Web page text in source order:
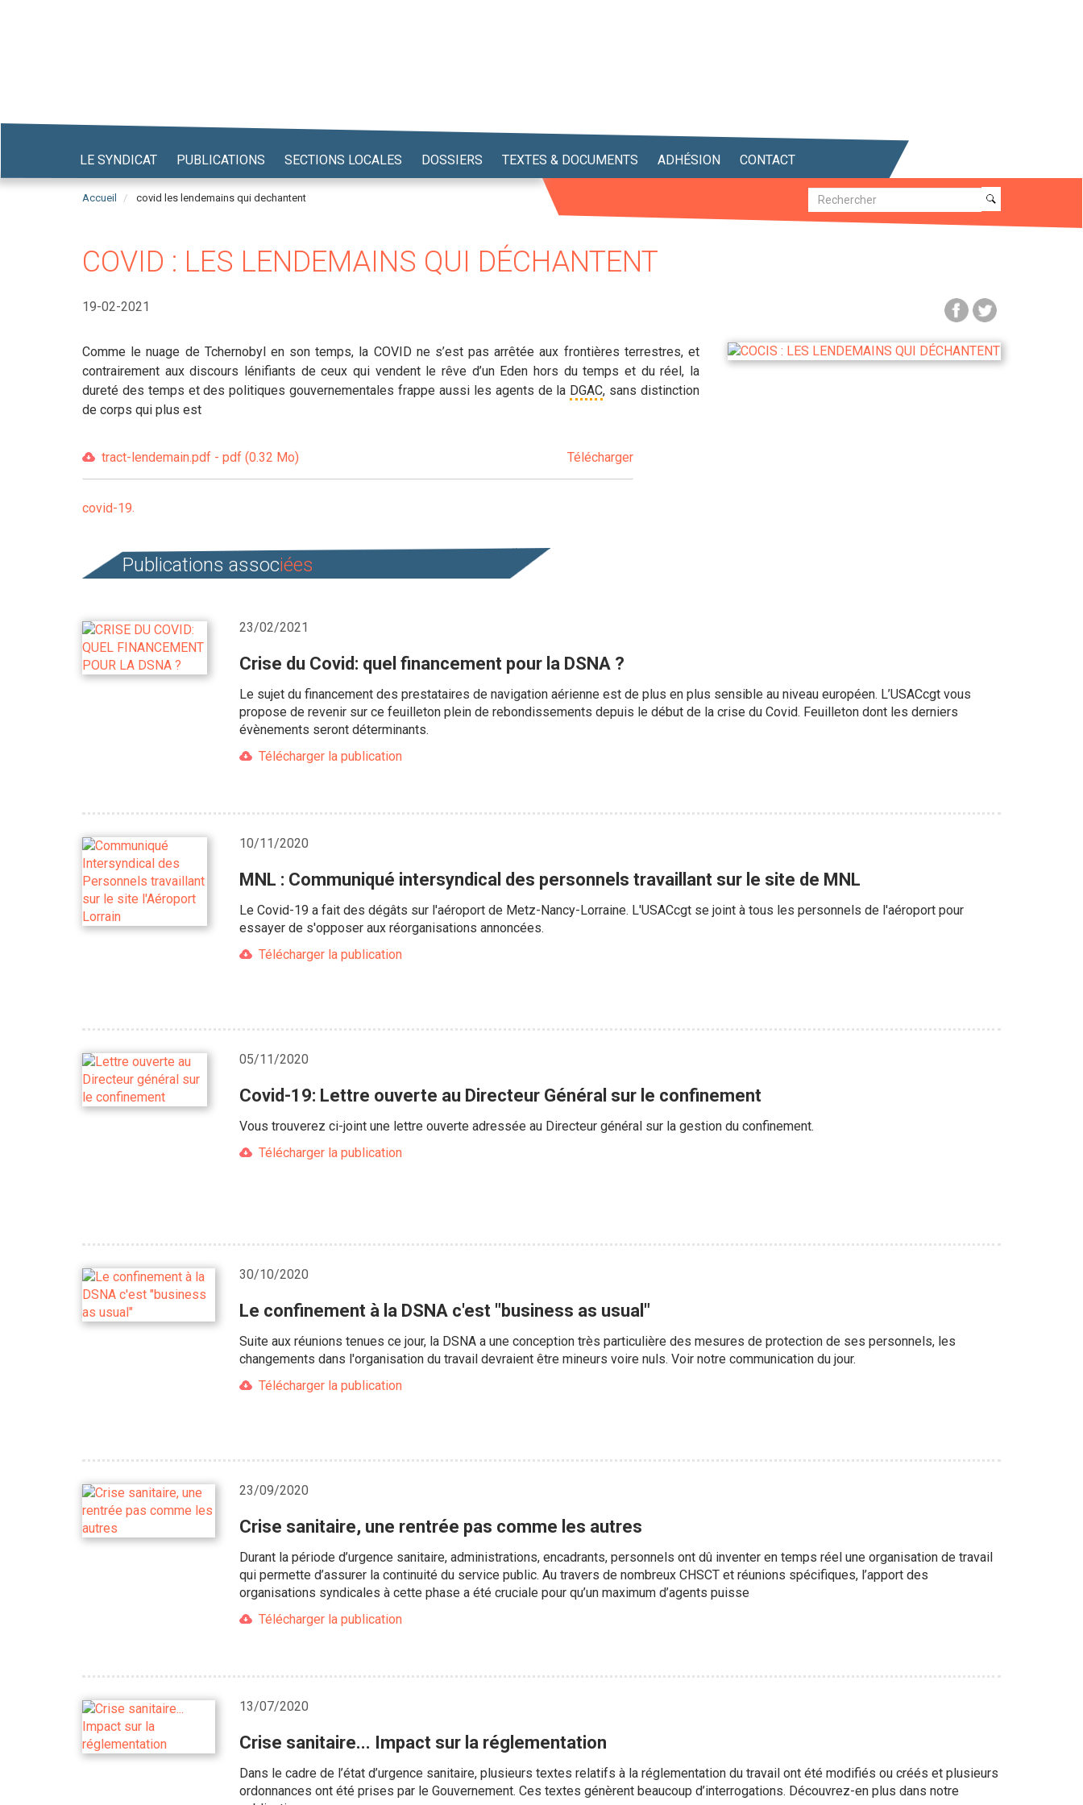
LE SYNDICAT PUBLICATIONS SECTIONS LOCALES DOSSIERS TEXTES & DOCUMENTS ADHÉSION CONTACT
Accueil covid les lendemains qui dechantent Recherche
Recherche
COVID : LES LENDEMAINS QUI DÉCHANTENT
19-02-2021
Comme le nuage de Tchernobyl en son temps, la COVID ne s’est pas arrêtée aux frontières terrestres, et
contrairement aux discours lénifiants de ceux qui vendent le rêve d’un Eden hors du temps et du réel, la
dureté des temps et des politiques gouvernementales frappe aussi les agents de la DGAC, sans distinction
de corps qui plus est
tract-lendemain.pdf - pdf (0.32 Mo) Télécharger
covid-19
Publications associées
23/02/2021
Crise du Covid: quel financement pour la DSNA ?
Le sujet du financement des prestataires de navigation aérienne est de plus en plus sensible au niveau européen. L’USACcgt vous
propose de revenir sur ce feuilleton plein de rebondissements depuis le début de la crise du Covid. Feuilleton dont les derniers
évènements seront déterminants.
Télécharger la publication
10/11/2020
MNL : Communiqué intersyndical des personnels travaillant sur le site de MNL
Le Covid-19 a fait des dégâts sur l'aéroport de Metz-Nancy-Lorraine. L'USACcgt se joint à tous les personnels de l'aéroport pour
essayer de s'opposer aux réorganisations annoncées.
Télécharger la publication
05/11/2020
Covid-19: Lettre ouverte au Directeur Général sur le confinement
Vous trouverez ci-joint une lettre ouverte adressée au Directeur général sur la gestion du confinement.
Télécharger la publication
30/10/2020
Le confinement à la DSNA c'est "business as usual"
Suite aux réunions tenues ce jour, la DSNA a une conception très particulière des mesures de protection de ses personnels, les
changements dans l'organisation du travail devraient être mineurs voire nuls. Voir notre communication du jour.
Télécharger la publication
23/09/2020
Crise sanitaire, une rentrée pas comme les autres
Durant la période d’urgence sanitaire, administrations, encadrants, personnels ont dû inventer en temps réel une organisation de travail
qui permette d’assurer la continuité du service public. Au travers de nombreux CHSCT et réunions spécifiques, l’apport des
organisations syndicales à cette phase a été cruciale pour qu’un maximum d’agents puisse
Télécharger la publication
13/07/2020
Crise sanitaire... Impact sur la réglementation
Dans le cadre de l’état d’urgence sanitaire, plusieurs textes relatifs à la réglementation du travail ont été modifiés ou créés et plusieurs
ordonnances ont été prises par le Gouvernement. Ces textes génèrent beaucoup d’interrogations. Découvrez-en plus dans notre